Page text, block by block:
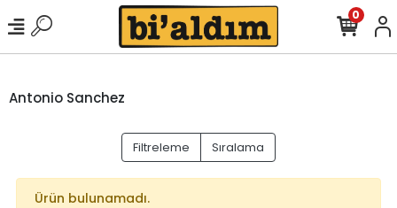
0
Antonio Sanchez
Filtreleme Sıralama
Ürün bulunamadı.